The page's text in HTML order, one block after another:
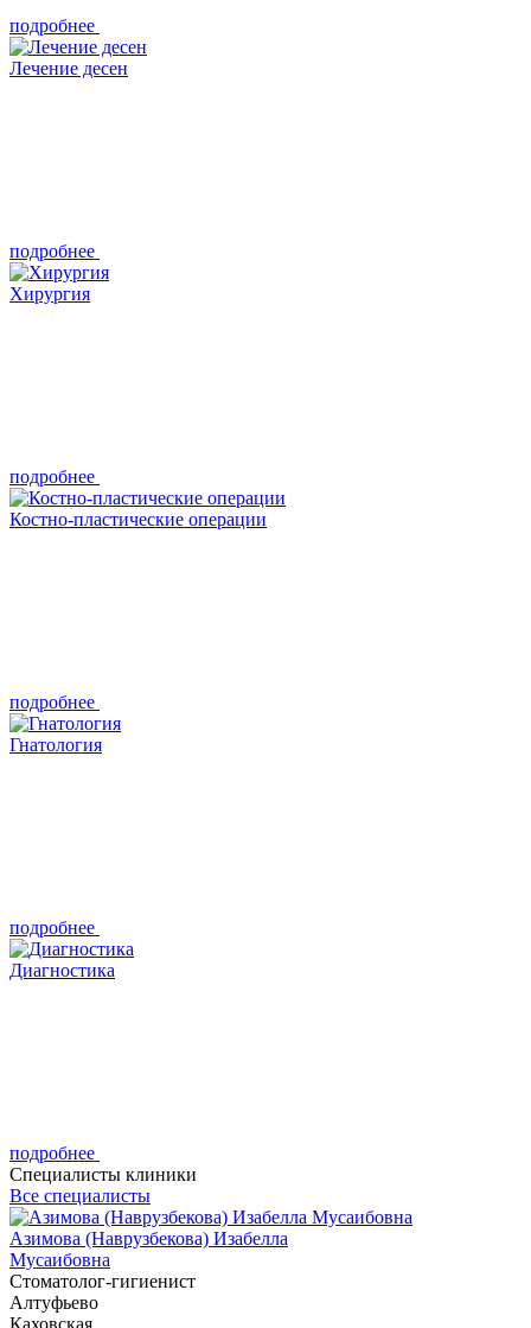
подробнее
Лечение десен
подробнее
Хирургия
подробнее
Костно-пластические операции
подробнее
Гнатология
подробнее
Диагностика
подробнее
Cпециалисты клиники
Все специалисты
Азимова (Наврузбекова) Изабелла
Мусаибовна
Cтоматолог-гигиенист
Алтуфьево
Каховская